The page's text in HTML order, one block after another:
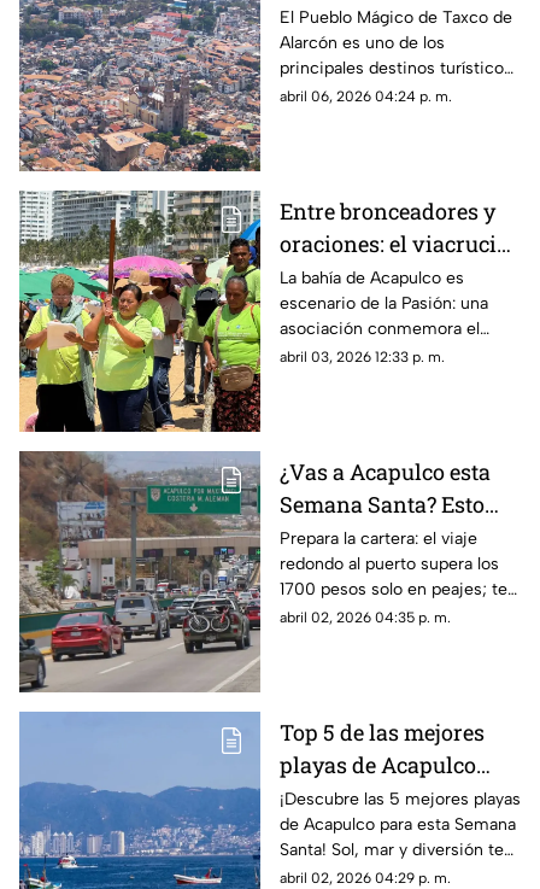
sabías de esta joya
colonial
El Pueblo Mágico de Taxco de
Alarcón es uno de los
principales destinos turísticos
de Guerrero, en donde se
abril 06, 2026 04:24 p. m.
Entre bronceadores y
oraciones: el viacrucis
llega a playa Icacos
La bahía de Acapulco es
escenario de la Pasión: una
asociación conmemora el
Viernes Santo sobre la franja
abril 03, 2026 12:33 p. m.
¿Vas a Acapulco esta
Semana Santa? Esto
gastarás en casetas y
gasolina desde la
CDMX
Prepara la cartera: el viaje
redondo al puerto supera los
1700 pesos solo en peajes; te
decimos cuánto cuesta cargar
abril 02, 2026 04:35 p. m.
Top 5 de las mejores
playas de Acapulco
para disfrutar esta
Semana Santa
¡Descubre las 5 mejores playas
de Acapulco para esta Semana
Santa! Sol, mar y diversión te
esperan en el destino turístico
abril 02, 2026 04:29 p. m.